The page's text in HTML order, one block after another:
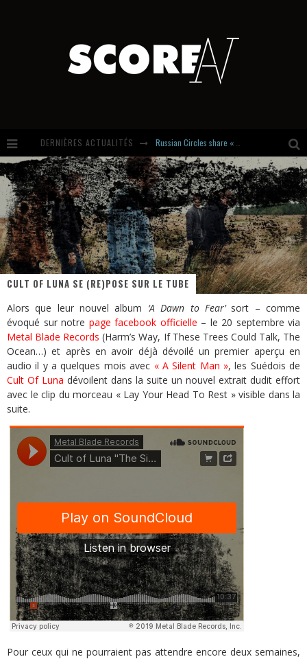
DERNIÈRES ACTUALITÉS
Hardcore, Actually. Meet Cút Lộn
Introducing Newcomer : Gudewife
Stream Of The Day : Boundaries
CULT OF LUNA SE (RE)POSE SUR LE TUBE
Alors que leur nouvel album ‘A Dawn to Fear’sort – comme
évoqué sur notre page facebook officielle – le 20 septembre via
Metal Blade Records (Harm’s Way, If These Trees Could Talk, The
Ocean…) et après en avoir déjà dévoilé un premier aperçu en
audio il y a quelques mois avec « A Silent Man », les Suédois de
Cult Of Luna dévoilent dans la suite un nouvel extrait dudit effort
avec le clip du morceau « Lay Your Head To Rest » visible dans la
suite.
Pour ceux qui ne pourraient pas attendre encore deux semaines,